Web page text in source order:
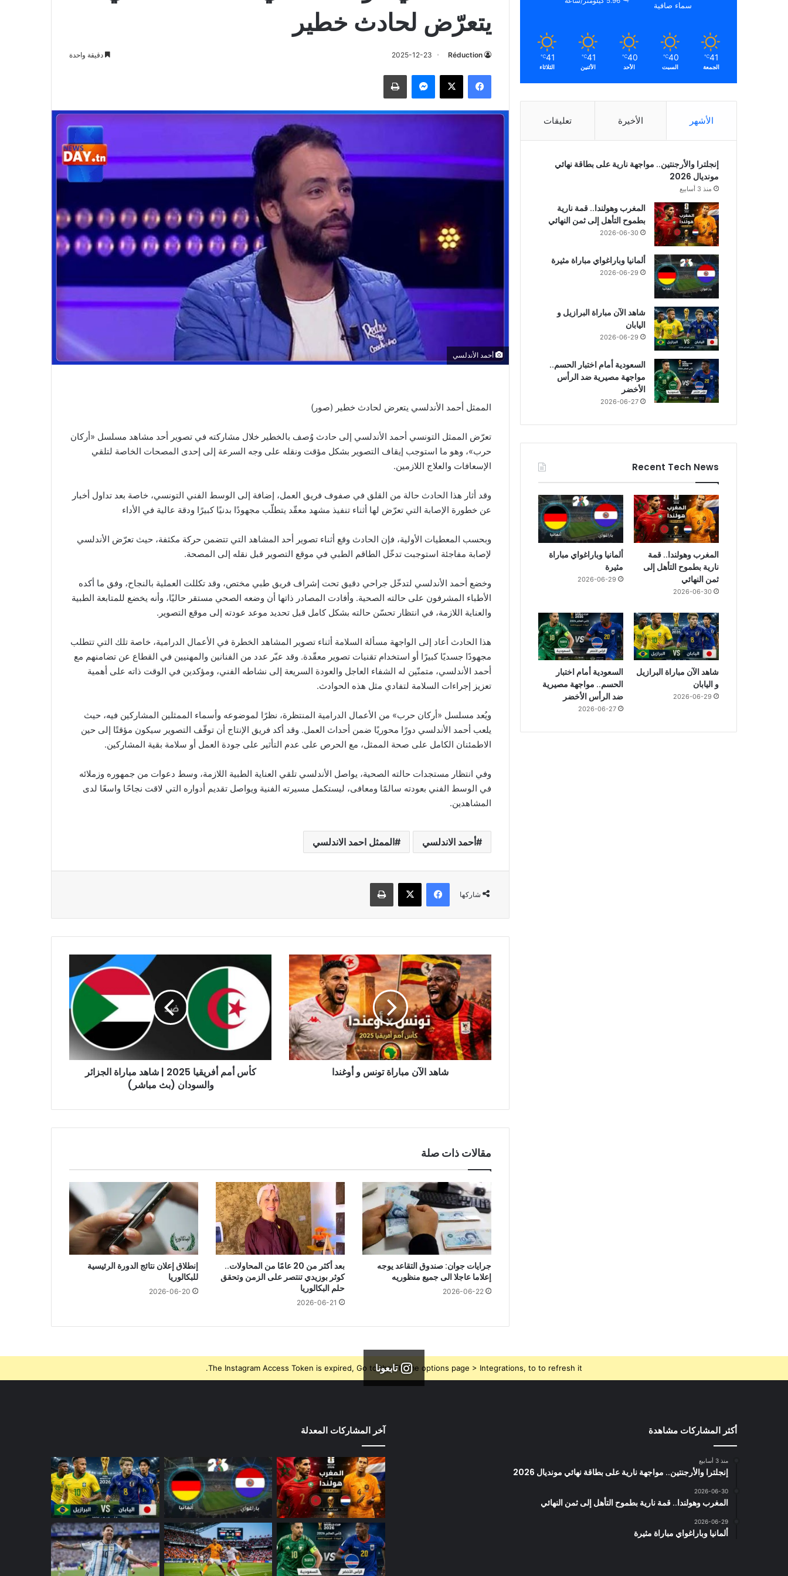
يتعرّض لحادث خطير
Réduction
2025-12-23 دقيقة واحدة
فيسبوك ‫X ماسنجر طباعة
أحمد الأندلسي
الممثل أحمد الأندلسي يتعرض لحادث خطير (صور)
تعرّض الممثل التونسي أحمد الأندلسي إلى حادث وُصف بالخطير خلال مشاركته في تصوير أحد مشاهد مسلسل «أركان
حرب»، وهو ما استوجب إيقاف التصوير بشكل مؤقت ونقله على وجه السرعة إلى إحدى المصحات الخاصة لتلقي
الإسعافات والعلاج اللازمين.
وقد أثار هذا الحادث حالة من القلق في صفوف فريق العمل، إضافة إلى الوسط الفني التونسي، خاصة بعد تداول أخبار
عن خطورة الإصابة التي تعرّض لها أثناء تنفيذ مشهد معقّد يتطلّب مجهودًا بدنيًا كبيرًا ودقة عالية في الأداء
وبحسب المعطيات الأولية، فإن الحادث وقع أثناء تصوير أحد المشاهد التي تتضمن حركة مكثفة، حيث تعرّض الأندلسي
لإصابة مفاجئة استوجبت تدخّل الطاقم الطبي في موقع التصوير قبل نقله إلى المصحة.
وخضع أحمد الأندلسي لتدخّل جراحي دقيق تحت إشراف فريق طبي مختص، وقد تكللت العملية بالنجاح، وفق ما أكده
الأطباء المشرفون على حالته الصحية. وأفادت المصادر ذاتها أن وضعه الصحي مستقر حاليًا، وأنه يخضع للمتابعة الطبية
والعناية اللازمة، في انتظار تحسّن حالته بشكل كامل قبل تحديد موعد عودته إلى موقع التصوير.
هذا الحادث أعاد إلى الواجهة مسألة السلامة أثناء تصوير المشاهد الخطرة في الأعمال الدرامية، خاصة تلك التي تتطلب
مجهودًا جسديًا كبيرًا أو استخدام تقنيات تصوير معقّدة. وقد عبّر عدد من الفنانين والمهنيين في القطاع عن تضامنهم مع
أحمد الأندلسي، متمنّين له الشفاء العاجل والعودة السريعة إلى نشاطه الفني، ومؤكدين في الوقت ذاته على أهمية
تعزيز إجراءات السلامة لتفادي مثل هذه الحوادث.
ويُعد مسلسل «أركان حرب» من الأعمال الدرامية المنتظرة، نظرًا لموضوعه وأسماء الممثلين المشاركين فيه، حيث
يلعب أحمد الأندلسي دورًا محوريًا ضمن أحداث العمل. وقد أكد فريق الإنتاج أن توقّف التصوير سيكون مؤقتًا إلى حين
الاطمئنان الكامل على صحة الممثل، مع الحرص على عدم التأثير على جودة العمل أو سلامة بقية المشاركين.
وفي انتظار مستجدات حالته الصحية، يواصل الأندلسي تلقي العناية الطبية اللازمة، وسط دعوات من جمهوره وزملائه
في الوسط الفني بعودته سالمًا ومعافى، ليستكمل مسيرته الفنية ويواصل تقديم أدواره التي لاقت نجاحًا واسعًا لدى
المشاهدين.
أحمد الاندلسي الممثل احمد الاندلسي
شاركها
فيسبوك ‫X طباعة
شاهد
الآن
مباراة
تونس
و
أوغندا
شاهد الآن مباراة تونس و أوغندا
أفريقيا
2025
شاهد
مباراة
الجزائر
والسودان
كأس أمم أفريقيا 2025 | شاهد مباراة الجزائر
والسودان (بث مباشر)
مقالات ذات صلة
جرايات جوان: صندوق التقاعد يوجه
إعلاما عاجلا الى جميع منظوريه
2026-06-22
بعد أكثر من 20 عامًا من المحاولات..
كوثر بوزيدي تنتصر على الزمن وتحقق
حلم البكالوريا
2026-06-21
إنطلاق إعلان نتائج الدورة الرئيسية
للبكالوريا
2026-06-20
سماء صافية
41
℃
الجمعة
40
℃
السبت
40
℃
الأحد
41
℃
الأثنين
41
℃
الثلاثاء
الأشهر الأخيرة تعليقات
إنجلترا والأرجنتين.. مواجهة نارية على بطاقة نهائي
مونديال 2026
منذ 3 أسابيع
المغرب وهولندا.. قمة نارية
بطموح التأهل إلى ثمن النهائي
2026-06-30
ألمانيا وباراغواي مباراة مثيرة
2026-06-29
شاهد الآن مباراة البرازيل و
اليابان
2026-06-29
السعودية أمام اختبار الحسم..
مواجهة مصيرية ضد الرأس
الأخضر
2026-06-27
Recent Tech News
المغرب وهولندا.. قمة
نارية بطموح التأهل إلى
ثمن النهائي
2026-06-30
ألمانيا وباراغواي مباراة
مثيرة
2026-06-29
شاهد الآن مباراة البرازيل
و اليابان
2026-06-29
السعودية أمام اختبار
الحسم.. مواجهة مصيرية
ضد الرأس الأخضر
2026-06-27
تابعونا
The Instagram Access Token is expired, Go to the Theme options page > Integrations, to to refresh it.
أكثر المشاركات مشاهدة
منذ 3 أسابيع
إنجلترا والأرجنتين.. مواجهة نارية على بطاقة نهائي مونديال 2026
2026-06-30
المغرب وهولندا.. قمة نارية بطموح التأهل إلى ثمن النهائي
2026-06-29
ألمانيا وباراغواي مباراة مثيرة
آخر المشاركات المعدلة